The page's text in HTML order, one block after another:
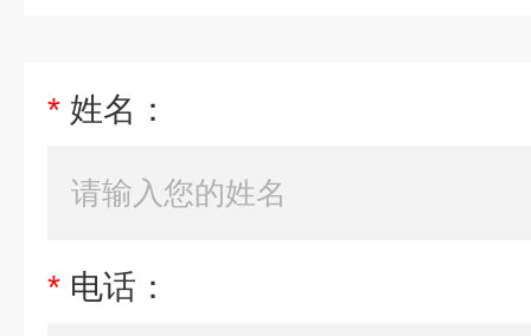
* 姓名：
* 电话：